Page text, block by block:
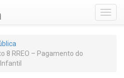
8 RREO – Pagamento do